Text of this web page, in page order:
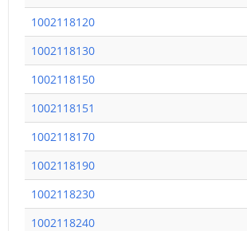
1002118120
1002118130
1002118150
1002118151
1002118170
1002118190
1002118230
1002118240